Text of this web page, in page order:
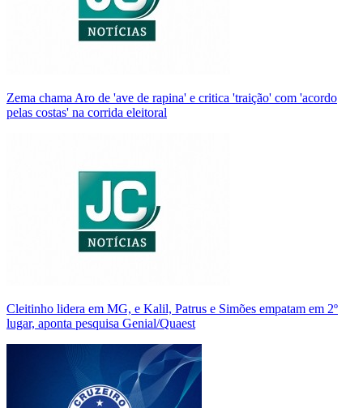
Zema chama Aro de 'ave de rapina' e critica 'traição' com 'acordo
pelas costas' na corrida eleitoral
Cleitinho lidera em MG, e Kalil, Patrus e Simões empatam em 2º
lugar, aponta pesquisa Genial/Quaest